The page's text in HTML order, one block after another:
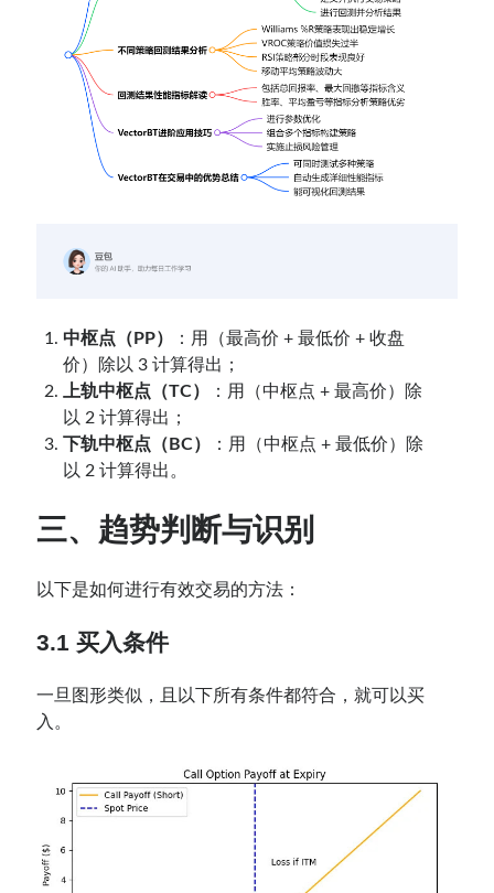
中枢点（PP）
：用（最高价 + 最低价 + 收盘
价）除以 3 计算得出；
上轨中枢点（TC）
：用（中枢点 + 最高价）除
以 2 计算得出；
下轨中枢点（BC）
：用（中枢点 + 最低价）除
以 2 计算得出。
三、趋势判断与识别
以下是如何进行有效交易的方法：
3.1 买入条件
一旦图形类似，且以下所有条件都符合，就可以买
入。